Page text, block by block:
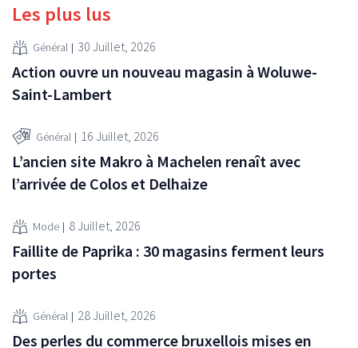
Les plus lus
Général 30 Juillet, 2026
Action ouvre un nouveau magasin à Woluwe-
Saint-Lambert
Général 16 Juillet, 2026
L’ancien site Makro à Machelen renaît avec
l’arrivée de Colos et Delhaize
Mode 8 Juillet, 2026
Faillite de Paprika : 30 magasins ferment leurs
portes
Général 28 Juillet, 2026
Des perles du commerce bruxellois mises en